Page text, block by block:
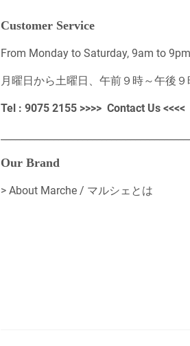
Customer Service
From Monday to Saturday, 9am to
月曜日から土曜日、午前９時～午後
Tel : 9075 2155 >>>> Contact Us <<<<
Our Brand
> About Marche / マルシェとは